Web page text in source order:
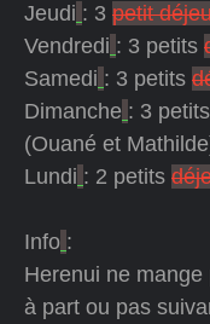
Jeudi : 3 petit
Vendredi : 3 petits
Samedi : 3 petits
Dimanche : 3 petits
(Ouané et
Lundi : 2 petits
Info :
Herenui ne
à part ou pas